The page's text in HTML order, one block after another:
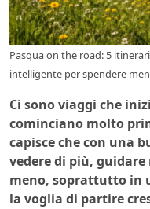
Pasqua on the road: 5
intelligente per spendere
Ci sono viaggi che
cominciano molto
capisce che con una
vedere di più,
meno, soprattutto in
la voglia di partire